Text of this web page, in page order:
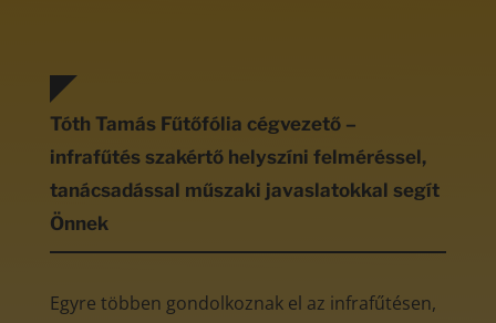
Tóth Tamás Fűtőfólia cégvezető –
infrafűtés szakértő helyszíni felméréssel,
tanácsadással műszaki javaslatokkal segít
Önnek
Egyre többen gondolkoznak el az infrafűtésen,